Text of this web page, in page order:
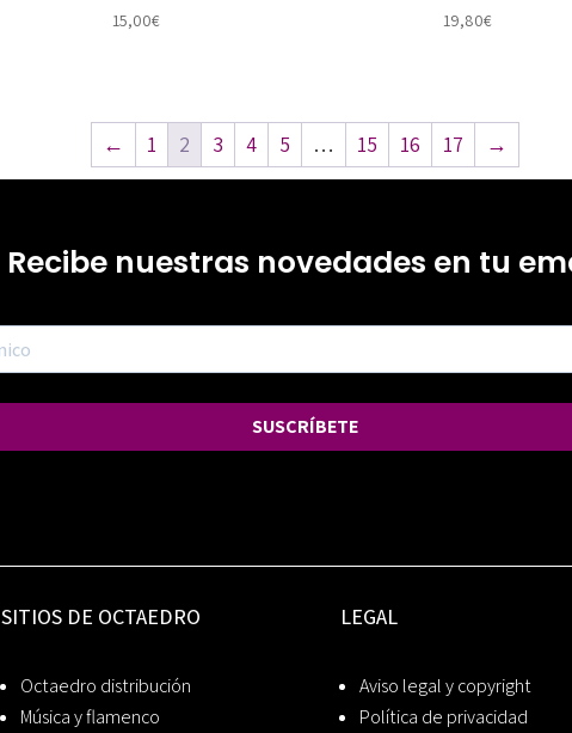
15,00€ 19,80€
← 1 2 3 4 5 … 15 16 17 →
Recibe nuestras novedades en tu
SUSCRÍBETE
SITIOS DE OCTAEDRO
Octaedro distribución
Música y flamenco
LEGAL
Aviso legal y copyright
Política de privacidad